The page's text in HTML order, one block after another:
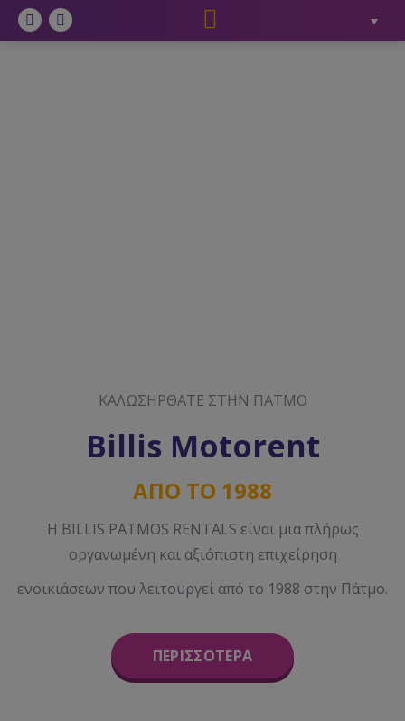
FacebookInstagram
ΚΑΛΩΣΗΡΘΑΤΕ ΣΤΗΝ ΠΑΤΜΟ
Billis Motorent
ΑΠΟ ΤΟ 1988
Η BILLIS PATMOS RENTALS είναι μια πλήρως
οργανωμένη και αξιόπιστη επιχείρηση
ενοικιάσεων που λειτουργεί από το 1988 στην Πάτμο.
ΠΕΡΙΣΣΟΤΕΡΑ